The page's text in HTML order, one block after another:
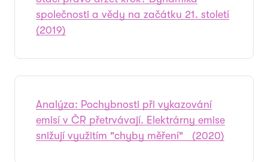
společnosti a vědy na začátku 21. století
(2019)
Analýza: Pochybnosti při vykazování
emisí v ČR přetrvávají. Elektrárny emise
snižují využitím "chyby měření" (2020)